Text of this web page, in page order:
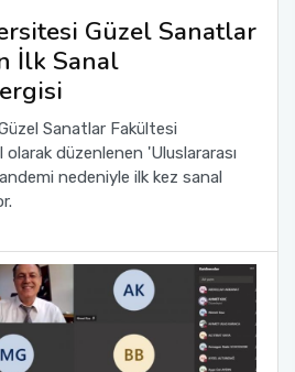
Güzel Sanatlar
İlk Sanal
Sanatlar Fakültesi
düzenlenen 'Uluslararası
nedeniyle ilk kez sanal